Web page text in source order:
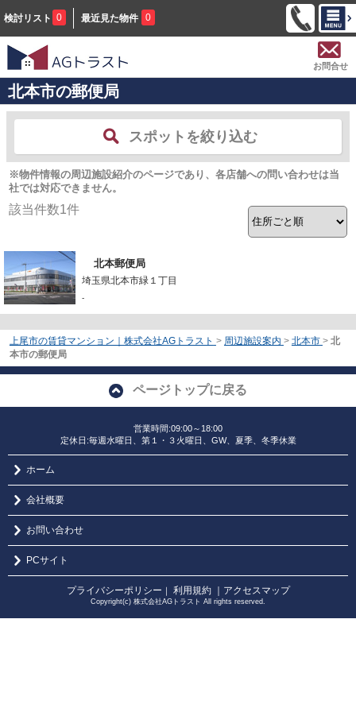
検討リスト 0 最近見た物件 0
お問合せ
北本市の郵便局
スポットを絞り込む
※物件情報の周辺施設紹介のページであり、各店舗への問い合わせは当
社では対応できません。
該当件数1件
北本郵便局
埼玉県北本市緑１丁目
-
上尾市の賃貸マンション｜株式会社AGトラスト > 周辺施設案内 > 北本市 > 北
本市の郵便局
ページトップに戻る
営業時間:09:00～18:00
定休日:毎週水曜日、第１・３火曜日、GW、夏季、冬季休業
ホーム
会社概要
お問い合わせ
PCサイト
プライバシーポリシー ｜ 利用規約 ｜アクセスマップ
Copyright(c) 株式会社AGトラスト All rights reserved.